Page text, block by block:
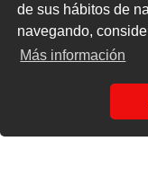
de sus hábitos de
navegando,
Más información
Escribe una